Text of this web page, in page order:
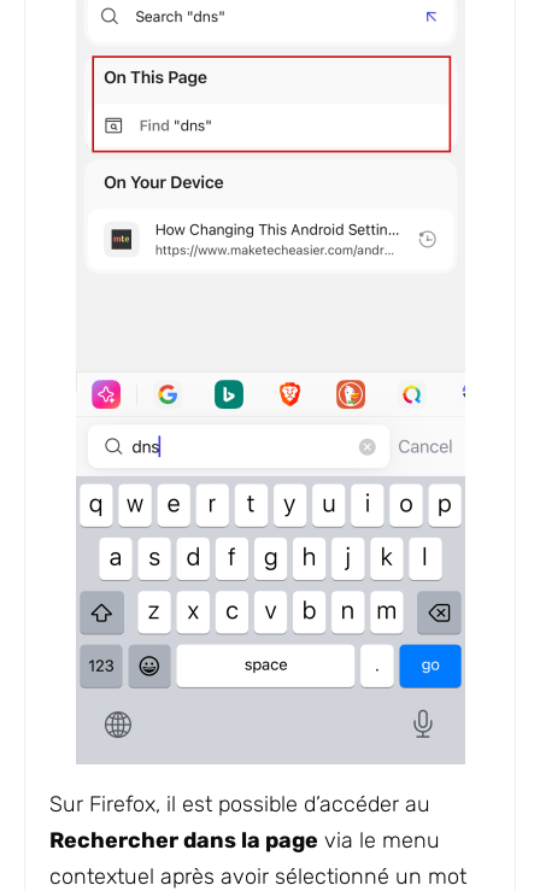
Sur Firefox, il est possible d’accéder au
Rechercher dans la page via le menu
contextuel après avoir sélectionné un mot